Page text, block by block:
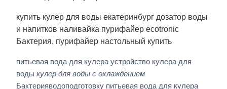
купить кулер для воды екатеринбург дозатор воды
и напитков наливайка пурифайер ecotronic
Бактерия, пурифайер настольный купить
питьевая вода для кулера устройство кулера для
воды кулер для воды с охлаждением
Бактерияводоподготовку питьевая вода для кулера